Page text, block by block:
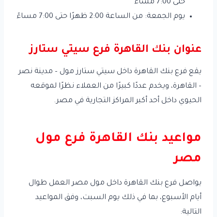
حتى 7:00 مساءً
يوم الجمعة: من الساعة 2:00 ظهرًا حتى 7:00 مساءً
عنوان بنك القاهرة فرع سيتي ستارز
يقع فرع بنك القاهرة داخل سيتي ستارز مول – مدينة نصر
– القاهرة، ويخدم عددًا كبيرًا من العملاء نظرًا لموقعه
الحيوي داخل أحد أكبر المراكز التجارية في مصر.
مواعيد بنك القاهرة فرع مول
مصر
يواصل فرع بنك القاهرة داخل مول مصر العمل طوال
أيام الأسبوع، بما في ذلك يوم السبت، وفق المواعيد
التالية: